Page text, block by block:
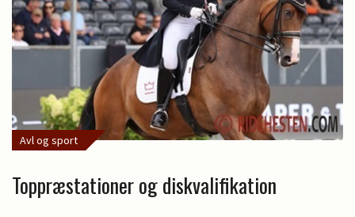
Avl og sport
Toppræstationer og diskvalifikation